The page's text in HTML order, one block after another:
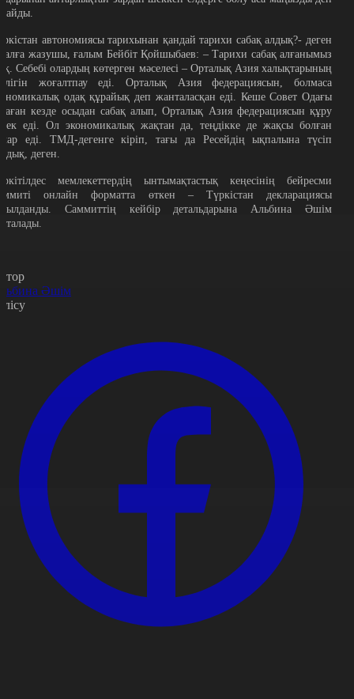
автономиясы тарихынан қандай тарихи сабақ алдық?- деген
жазушы, ғалым Бейбіт Қойшыбаев: – Тарихи сабақ алғанымыз
Себебі олардың көтерген мәселесі – Орталық Азия халықтарының
жоғалтпау еді. Орталық Азия федерациясын, болмаса
одақ құрайық деп жанталасқан еді. Кеше Совет Одағы
кезде осыдан сабақ алып, Орталық Азия федерациясын құру
еді. Ол экономикалық жақтан да, теңдікке де жақсы болған
еді. ТМД-дегенге кіріп, тағы да Ресейдің ықпалына түсіп
деген.
мемлекеттердің ынтымақтастық кеңесінің бейресми
онлайн форматта өткен – Түркістан декларациясы
Саммиттің кейбір детальдарына Альбина Әшім
Әшім